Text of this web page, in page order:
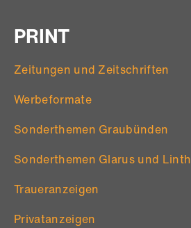
PRINT
Zeitungen und Zeitschriften
Werbeformate
Sonderthemen Graubünden
Sonderthemen Glarus und Linth
Traueranzeigen
Privatanzeigen